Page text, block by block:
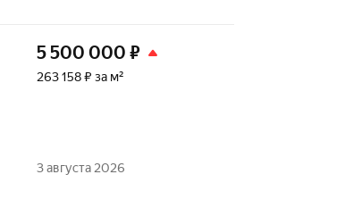
5 500 000 ₽
263 158 ₽ за м²
3 августа 2026